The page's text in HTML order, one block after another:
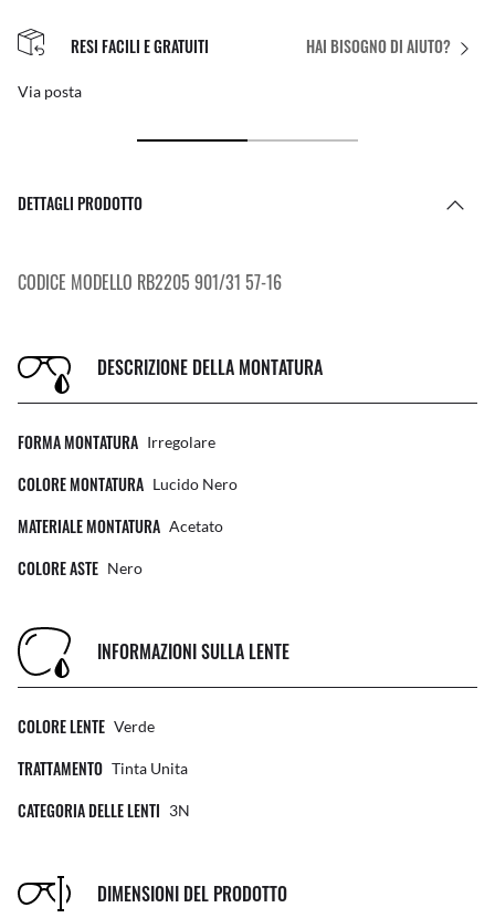
HAI BISOGNO DI AIUTO?
RESI FACILI E GRATUITI
Via posta
DETTAGLI PRODOTTO
CODICE MODELLO RB2205 901/31 57-16
DESCRIZIONE DELLA MONTATURA
FORMA MONTATURA Irregolare
COLORE MONTATURA Lucido Nero
MATERIALE MONTATURA Acetato
COLORE ASTE Nero
INFORMAZIONI SULLA LENTE
COLORE LENTE Verde
TRATTAMENTO Tinta Unita
CATEGORIA DELLE LENTI 3N
DIMENSIONI DEL PRODOTTO